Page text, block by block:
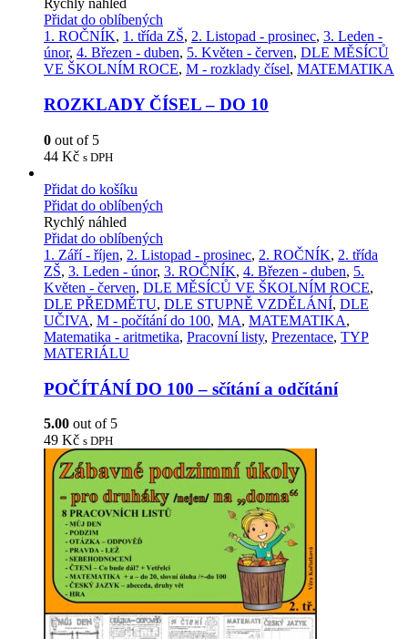
Rychlý náhled
Přidat do oblíbených
1. ROČNÍK, 1. třída ZŠ, 2. Listopad - prosinec, 3. Leden -
únor, 4. Březen - duben, 5. Květen - červen, DLE MĚSÍCŮ
VE ŠKOLNÍM ROCE, M - rozklady čísel, MATEMATIKA
ROZKLADY ČÍSEL – DO 10
0 out of 5
44 Kč s DPH
Přidat do košíku
Přidat do oblíbených
Rychlý náhled
Přidat do oblíbených
1. Září - říjen, 2. Listopad - prosinec, 2. ROČNÍK, 2. třída
ZŠ, 3. Leden - únor, 3. ROČNÍK, 4. Březen - duben, 5.
Květen - červen, DLE MĚSÍCŮ VE ŠKOLNÍM ROCE,
DLE PŘEDMĚTU, DLE STUPNĚ VZDĚLÁNÍ, DLE
UČIVA, M - počítání do 100, MA, MATEMATIKA,
Matematika - aritmetika, Pracovní listy, Prezentace, TYP
MATERIÁLU
POČÍTÁNÍ DO 100 – sčítání a odčítání
5.00 out of 5
49 Kč s DPH